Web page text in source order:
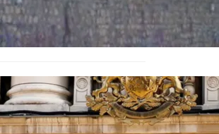
Ограничават движението
по улица „Вълноломна“ във
Варна
БЪЛГАРИЯ
Дрон навлезе в България
край границата с Румъния